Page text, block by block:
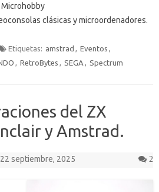
Microhobby
clásicas y microordenadores.
Etiquetas: amstrad , Eventos ,
, RetroBytes , SEGA , Spectrum
del ZX
y Amstrad.
22 septiembre, 2025 2